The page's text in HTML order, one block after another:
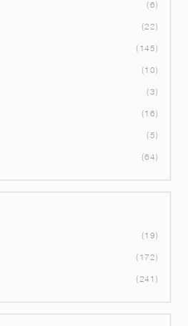
6
22
145
10
3
16
5
64
19
172
241